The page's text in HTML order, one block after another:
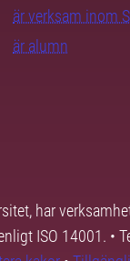
är verksam inom
är alumn
har
ISO 14001. •